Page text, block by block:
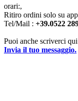
orari:,
Ritiro ordini solo su
Tel/Mail : +39.0522
Puoi anche scriverci
Invia il tuo messaggio.